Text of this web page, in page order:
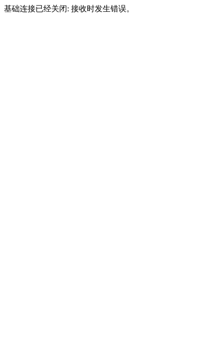
基础连接已经关闭: 接收时发生错误。